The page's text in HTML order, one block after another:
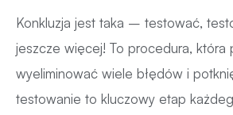
Konkluzja jest taka – testować,
jeszcze więcej! To procedura, która
wyeliminować wiele błędów i
testowanie to kluczowy etap